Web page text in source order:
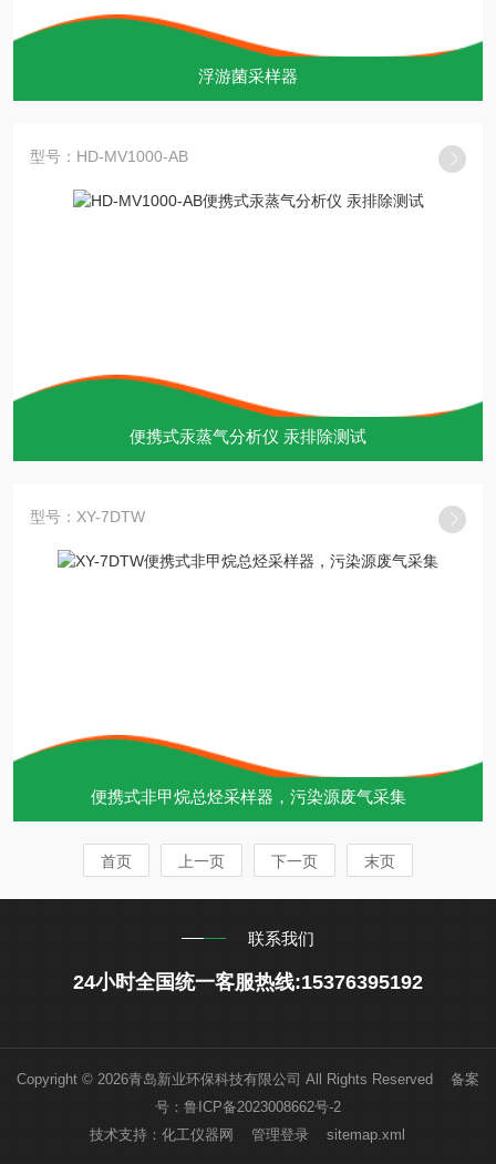
浮游菌采样器
型号：HD-MV1000-AB
便携式汞蒸气分析仪 汞排除测试
型号：XY-7DTW
便携式非甲烷总烃采样器，污染源废气采集
首页 上一页 下一页 末页
联系我们
24小时全国统一客服热线:15376395192
Copyright © 2026青岛新业环保科技有限公司 All Rights Reserved 备案
号： 鲁ICP备2023008662号-2
技术支持：化工仪器网 管理登录 sitemap.xml